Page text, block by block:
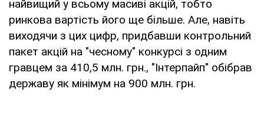
найвищий у всьому масиві акцій, тобто
ринкова вартість його ще більше. Але, навіть
виходячи з цих цифр, придбавши контрольний
пакет акцій на "чесному" конкурсі з одним
гравцем за 410,5 млн. грн., "Інтерпайп" обібрав
державу як мінімум на 900 млн. грн.